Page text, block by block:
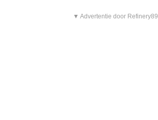
▼ Advertentie door Refinery89